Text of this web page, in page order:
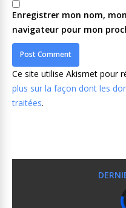
Enregistrer mon nom,
navigateur pour mon
Ce site utilise Akismet pour
plus sur la façon dont les
traitées.